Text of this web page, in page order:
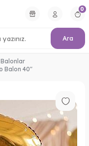
Ara
0
Balon 40"